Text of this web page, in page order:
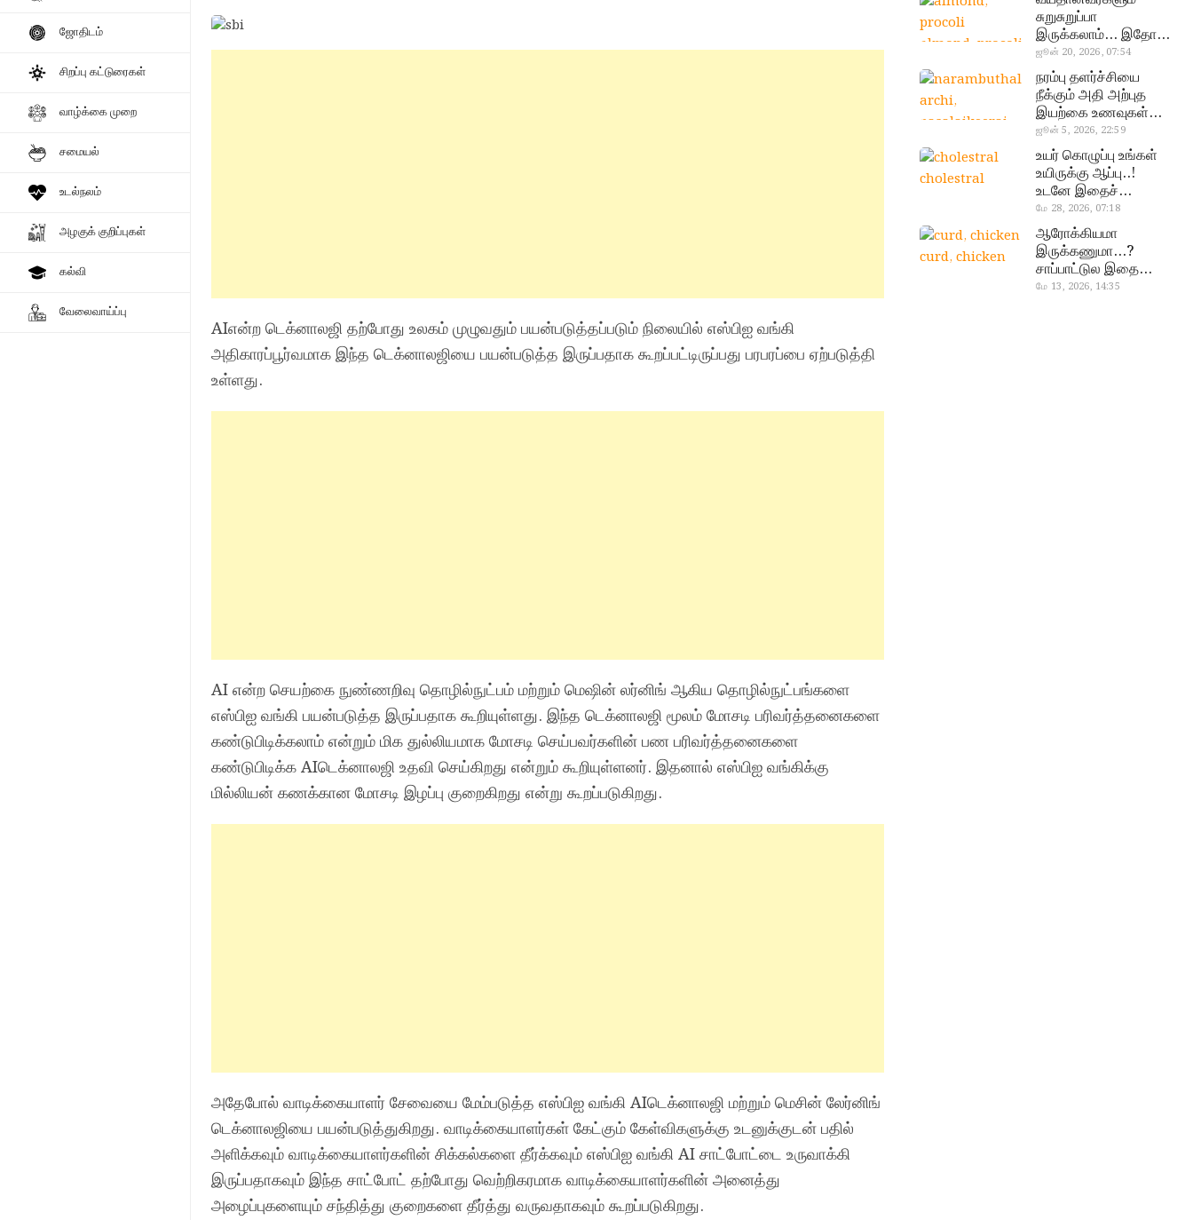
ஜோதிடம்
சிறப்பு கட்டுரைகள்
வாழ்க்கை முறை
சமையல்
உடல்நலம்
அழகுக் குறிப்புகள்
கல்வி
வேலைவாய்ப்பு
AIஎன்ற டெக்னாலஜி தற்போது உலகம் முழுவதும் பயன்படுத்தப்படும் நிலையில் எஸ்பிஐ வங்கி
அதிகாரப்பூர்வமாக இந்த டெக்னாலஜியை பயன்படுத்த இருப்பதாக கூறப்பட்டிருப்பது பரபரப்பை ஏற்படுத்தி
உள்ளது.
AI என்ற செயற்கை நுண்ணறிவு தொழில்நுட்பம் மற்றும் மெஷின் லர்னிங் ஆகிய தொழில்நுட்பங்களை
எஸ்பிஐ வங்கி பயன்படுத்த இருப்பதாக கூறியுள்ளது. இந்த டெக்னாலஜி மூலம் மோசடி பரிவர்த்தனைகளை
கண்டுபிடிக்கலாம் என்றும் மிக துல்லியமாக மோசடி செய்பவர்களின் பண பரிவர்த்தனைகளை
கண்டுபிடிக்க AIடெக்னாலஜி உதவி செய்கிறது என்றும் கூறியுள்ளனர். இதனால் எஸ்பிஐ வங்கிக்கு
மில்லியன் கணக்கான மோசடி இழப்பு குறைகிறது என்று கூறப்படுகிறது.
அதேபோல் வாடிக்கையாளர் சேவையை மேம்படுத்த எஸ்பிஐ வங்கி AIடெக்னாலஜி மற்றும் மெசின் லேர்னிங்
டெக்னாலஜியை பயன்படுத்துகிறது. வாடிக்கையாளர்கள் கேட்கும் கேள்விகளுக்கு உடனுக்குடன் பதில்
அளிக்கவும் வாடிக்கையாளர்களின் சிக்கல்களை தீர்க்கவும் எஸ்பிஐ வங்கி AI சாட்போட்டை உருவாக்கி
இருப்பதாகவும் இந்த சாட்போட் தற்போது வெற்றிகரமாக வாடிக்கையாளர்களின் அனைத்து
அழைப்புகளையும் சந்தித்து குறைகளை தீர்த்து வருவதாகவும் கூறப்படுகிறது.
almond, procoli
சுறுசுறுப்பா
இருக்கலாம்… இதோ
சூப்பர் உணவுகள்!
ஜூன் 20, 2026, 07:54
narambuthalar
chi,
pasalaikeerai
நரம்பு தளர்ச்சியை
நீக்கும் அதி அற்புத
இயற்கை உணவுகள்…
தவற விட்டுறாதீங்க!
ஜூன் 5, 2026, 22:59
cholestral
உயர் கொழுப்பு உங்கள்
உயிருக்கு ஆப்பு..!
உடனே இதைச்
செய்யுங்க!
மே 28, 2026, 07:18
curd, chicken
ஆரோக்கியமா
இருக்கணுமா…?
சாப்பாட்டுல இதை
எல்லாம்
மே 13, 2026, 14:35